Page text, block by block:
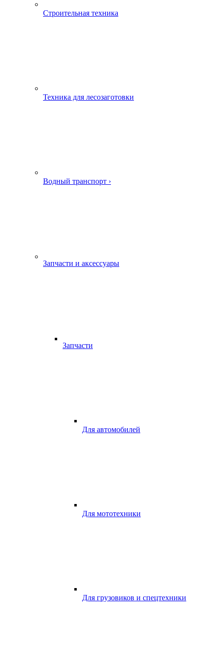
Строительная техника
Техника для лесозаготовки
Водный транспорт ›
Запчасти и аксессуары
Запчасти
Для автомобилей
Для мототехники
Для грузовиков и спецтехники